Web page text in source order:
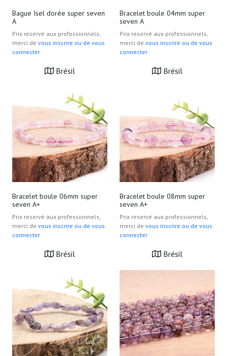
Bague Isel dorée super seven
A
Prix reservé aux professionnels,
merci de vous inscrire ou de vous
connecter
Brésil
Bracelet boule 04mm super
seven A
Prix reservé aux professionnels,
merci de vous inscrire ou de vous
connecter
Brésil
Bracelet boule 06mm super
seven A+
Prix reservé aux professionnels,
merci de vous inscrire ou de vous
connecter
Brésil
Bracelet boule 08mm super
seven A+
Prix reservé aux professionnels,
merci de vous inscrire ou de vous
connecter
Brésil